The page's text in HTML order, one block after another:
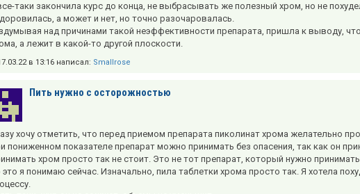
таки закончила курс до конца, не выбрасывать же полезный хром, но не
а может и нет, но точно разочаровалась.
над причинами такой неэффективности препарата, пришла к выводу,
а лежит в какой-то другой плоскости.
в 13:16 написал: Smallrose
Пить нужно с осторожностью
хочу отметить, что перед приемом препарата пиколинат хрома желательно
пониженном показателе препарат можно принимать без опасения, так как он
хром просто так не стоит. Это не тот препарат, который нужно
я понимаю сейчас. Изначально, пила таблетки хрома просто так. Я хотела